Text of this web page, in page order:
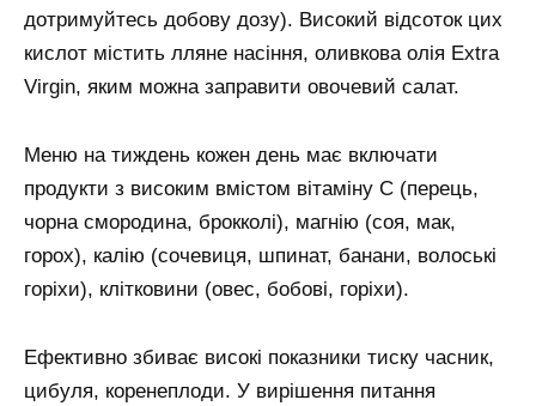
дотримуйтесь добову дозу). Високий відсоток цих
кислот містить лляне насіння, оливкова олія Extra
Virgin, яким можна заправити овочевий салат.
Меню на тиждень кожен день має включати
продукти з високим вмістом вітаміну С (перець,
чорна смородина, брокколі), магнію (соя, мак,
горох), калію (сочевиця, шпинат, банани, волоські
горіхи), клітковини (овес, бобові, горіхи).
Ефективно збиває високі показники тиску часник,
цибуля, коренеплоди. У вирішення питання